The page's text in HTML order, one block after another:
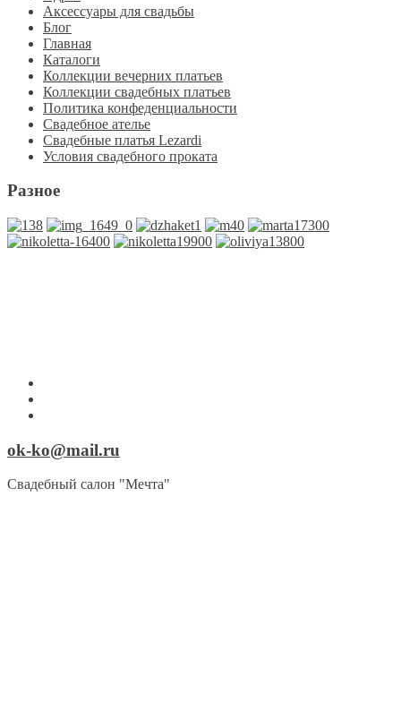
Аксессуары для свадьбы
Блог
Главная
Каталоги
Коллекции вечерних платьев
Коллекции свадебных платьев
Политика конфеденциальности
Свадебное ателье
Свадебные платья Lezardi
Условия свадебного проката
Разное
ok-ko@mail.ru
Свадебный салон "Мечта"